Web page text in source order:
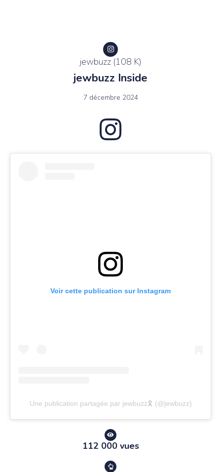
jewbuzz (108 K)
jewbuzz Inside
7 décembre 2024
Voir cette publication sur Instagram
Une publication partagée par jewbuzz🎗️ (@jewbuzz)
112 000 vues